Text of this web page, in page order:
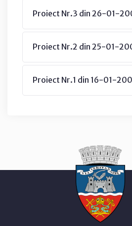
Proiect Nr.3 din 26-01-
Proiect Nr.2 din 25-01-
Proiect Nr.1 din 16-01-